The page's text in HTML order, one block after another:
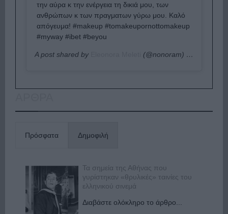
την αύρα κ την ενέργεια τη δικιά μου, των
ανθρώπων κ των πραγματων γύρω μου. Καλό
απόγευμα! #makeup #tomakeupornottomakeup
#myway #ibet #beyou
A post shared by (@nonoram) on
Πρόσφατα Δημοφιλή
Τα σημεία της Αθήνας που
γυρίστηκαν «θρυλικές» ταινίες του
ελληνικού σινεμά
Διαβάστε ολόκληρο το άρθρο...